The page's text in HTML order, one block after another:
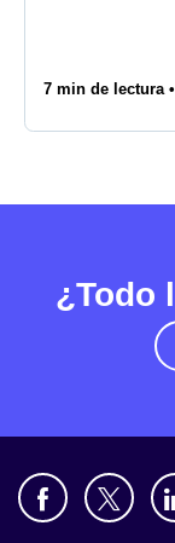
7 min de lectura •
¿Todo